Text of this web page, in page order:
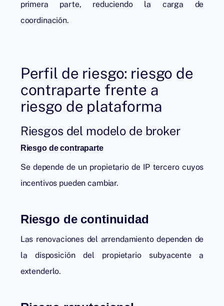
primera parte, reduciendo la carga de
coordinación.
Perfil de riesgo: riesgo de
contraparte frente a
riesgo de plataforma
Riesgos del modelo de broker
Riesgo de contraparte
Se depende de un propietario de IP tercero cuyos
incentivos pueden cambiar.
Riesgo de continuidad
Las renovaciones del arrendamiento dependen de
la disposición del propietario subyacente a
extenderlo.